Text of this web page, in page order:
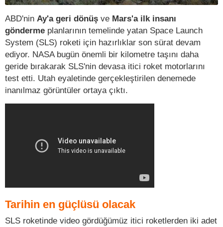
ABD'nin Ay'a geri dönüş ve Mars'a ilk insanı
gönderme planlarının temelinde yatan Space Launch
System (SLS) roketi için hazırlıklar son sürat devam
ediyor. NASA bugün önemli bir kilometre taşını daha
geride bırakarak SLS'nin devasa itici roket motorlarını
test etti. Utah eyaletinde gerçekleştirilen denemede
inanılmaz görüntüler ortaya çıktı.
Tarihin en güçlüsü olacak
SLS roketinde video gördüğümüz itici roketlerden iki adet